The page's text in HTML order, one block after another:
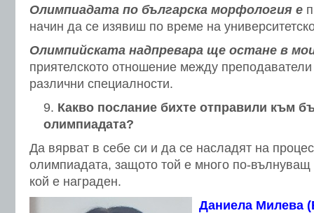
Олимпиадата по българска морфология е
начин да се изявиш по време на
Олимпийската надпревара ще остане в
приятелското отношение между преподаватели
различни специалности.
Какво послание бихте отправили към
олимпиадата?
Да вярват в себе си и да се насладят на
олимпиадата, защото той е много по-
кой е награден.
Даниела Милева